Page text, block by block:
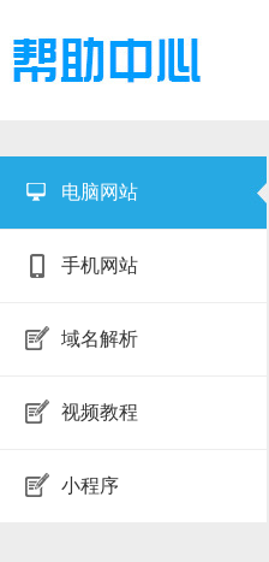
电脑网站
手机网站
域名解析
视频教程
小程序